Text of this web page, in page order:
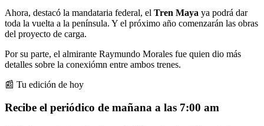
Ahora, destacó la mandataria federal, el Tren Maya ya podrá dar
toda la vuelta a la península. Y el próximo año comenzarán las obras
del proyecto de carga.
Por su parte, el almirante Raymundo Morales fue quien dio más
detalles sobre la conexiómn entre ambos trenes.
📰 Tu edición de hoy
Recibe el periódico de mañana a las 7:00 am